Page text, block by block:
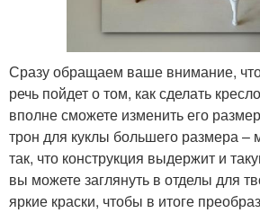
Сразу обращаем ваше внимание,
речь пойдет о том, как сделать
вполне сможете изменить его
трон для куклы большего размера –
так, что конструкция выдержит и
вы можете заглянуть в отделы для
яркие краски, чтобы в итоге